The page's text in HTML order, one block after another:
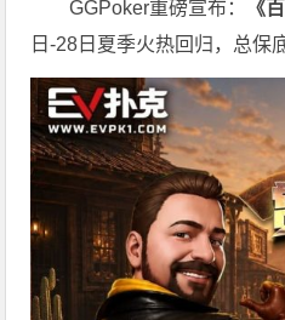
GGPoker重磅宣布： 《
日-28日夏季火热回归，总保